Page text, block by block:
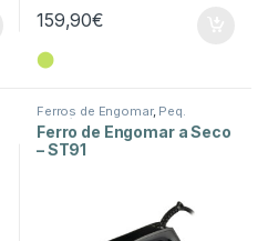
159,90€
⬤
Ferros de Engomar, Peq.
Domésticos,Tratamento de
Roupa
Ferro de Engomar a Seco
– ST91